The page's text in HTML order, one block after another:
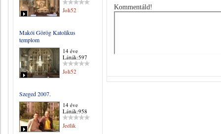
Joli52
Makói Görög Katolikus
templom
14 éve
Látták:597
Joli52
Szeged 2007.
14 éve
Látták:958
Jedlik
Kommentáld!